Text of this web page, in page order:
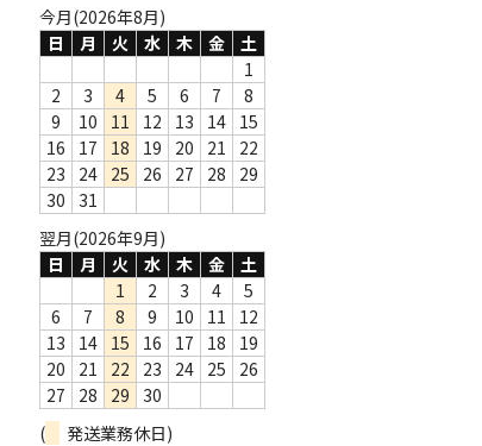
今月(2026年8月)
日
月 火 水 木 金
土
1
2
3 4 5 6 7
8
9
10 11 12 13 14 15
16
17 18 19 20 21
22
23
24 25 26 27 28
29
30
31
翌月(2026年9月)
日
月 火 水 木 金
土
1
2 3 4
5
6
7 8 9 10 11
12
13
14 15 16 17 18
19
20
21 22 23 24 25
26
27
28 29
30
(
発送業務休日)